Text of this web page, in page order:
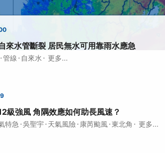
來水管斷裂 居民無水可用靠雨水應急
·管線 · 自來水 · 更多...
級強風 角隅效應如何助長風速？
特急 ·吳聖宇 · 天氣風險 · 康芮颱風·東北角 · 更多...